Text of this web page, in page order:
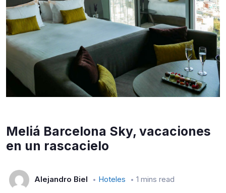
Meliá Barcelona Sky, vacaciones
en un rascacielo
Alejandro Biel Hoteles 1 mins read